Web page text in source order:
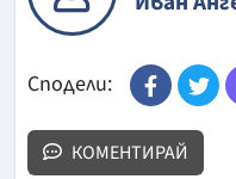
Сподели:
КОМЕНТИРАЙ